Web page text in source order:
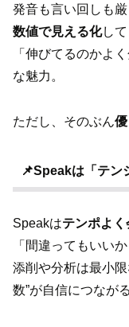
発音も言い回しも厳
数値で見える化して
「伸びてるのかよ
な魅力。
ただし、そのぶん
📌Speakは「テン
Speakはテンポよ
「間違ってもいい
添削や分析は最小
数”が自信につなが